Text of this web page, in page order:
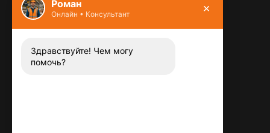
Контакты
Заказать звонок
Роман
Онлайн • Консультант ×
Здравствуйте! Чем могу
помочь?